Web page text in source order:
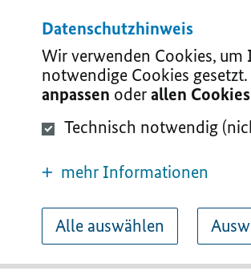
Datenschutzhinweis
Wir verwenden Cookies, um
notwendige Cookies
anpassen oderallen
Technisch notwendig
mehr Informationen
Alle auswählen